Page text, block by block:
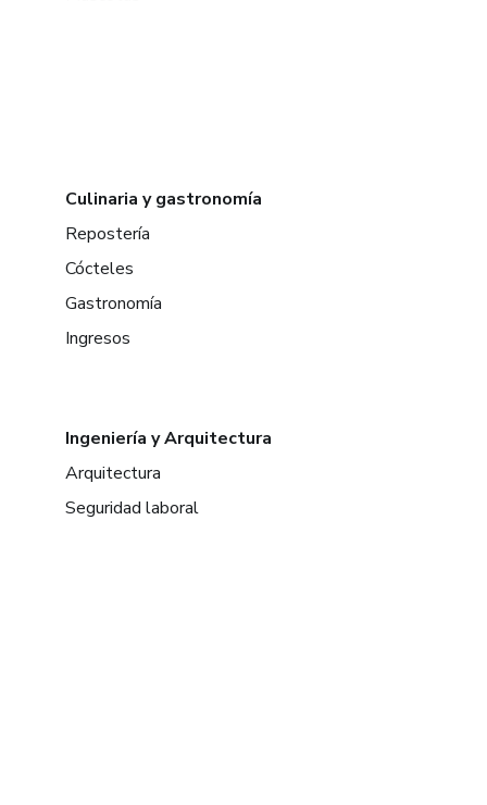
Culinaria y gastronomía
Repostería
Cócteles
Gastronomía
Ingresos
Ingeniería y Arquitectura
Arquitectura
Seguridad laboral